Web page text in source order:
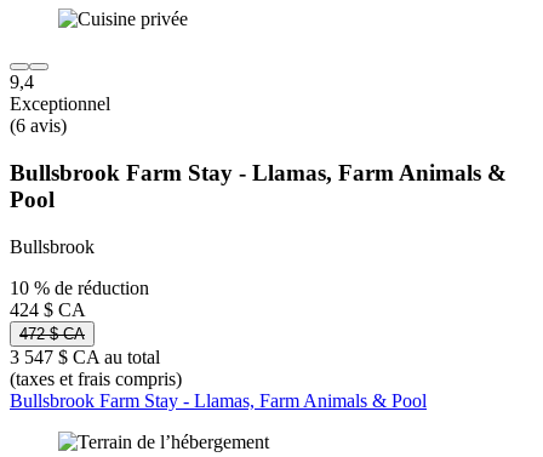
9,4
Exceptionnel
(6 avis)
Bullsbrook Farm Stay - Llamas, Farm Animals &
Pool
Bullsbrook
10 % de réduction
424 $ CA
472 $ CA
3 547 $ CA au total
(taxes et frais compris)
Bullsbrook Farm Stay - Llamas, Farm Animals & Pool